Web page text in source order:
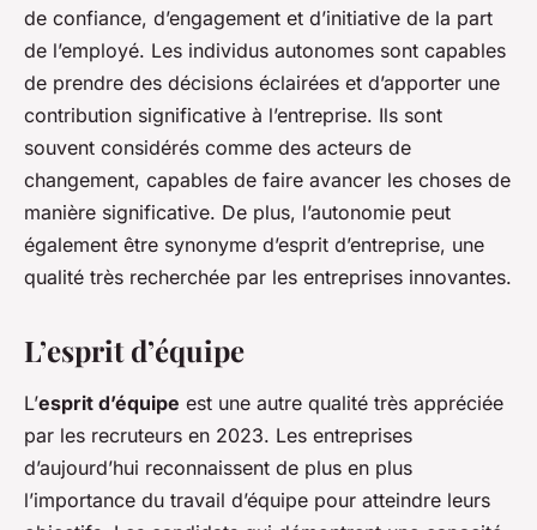
de confiance, d’engagement et d’initiative de la part
de l’employé. Les individus autonomes sont capables
de prendre des décisions éclairées et d’apporter une
contribution significative à l’entreprise. Ils sont
souvent considérés comme des acteurs de
changement, capables de faire avancer les choses de
manière significative. De plus, l’autonomie peut
également être synonyme d’esprit d’entreprise, une
qualité très recherchée par les entreprises innovantes.
L’esprit d’équipe
L’esprit d’équipe est une autre qualité très appréciée
par les recruteurs en 2023. Les entreprises
d’aujourd’hui reconnaissent de plus en plus
l’importance du travail d’équipe pour atteindre leurs